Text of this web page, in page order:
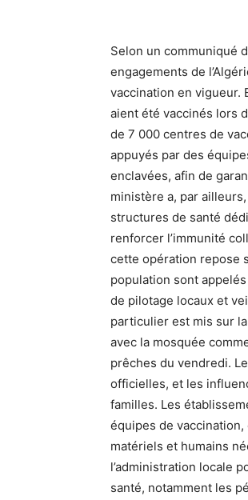
Selon un communiqué
engagements de
vaccination en vigueur.
aient été vaccinés lors
de 7 000 centres de
appuyés par des
enclavées, afin de
ministère a, par
structures de santé
renforcer l’immunité
cette opération repose
population sont
de pilotage locaux et
particulier est mis sur
avec la mosquée
prêches du vendredi.
officielles, et les
familles. Les
équipes de
matériels et humains
l’administration locale
santé, notamment les